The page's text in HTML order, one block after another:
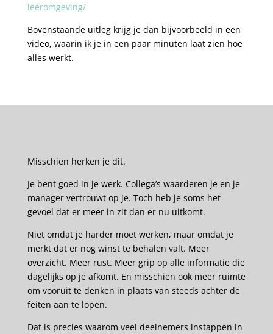
leeromgeving/
Bovenstaande uitleg krijg je dan bijvoorbeeld in een
video, waarin ik je in een paar minuten laat zien hoe
alles werkt.
Misschien herken je dit.
Je bent goed in je werk. Collega’s waarderen je en je
manager vertrouwt op je. Toch heb je soms het
gevoel dat er meer in zit dan er nu uitkomt.
Niet omdat je harder moet werken, maar omdat je
merkt dat er nog winst te behalen valt. Meer
overzicht. Meer rust. Meer grip op alle informatie die
dagelijks op je afkomt. En misschien ook meer ruimte
om vooruit te denken in plaats van steeds achter de
feiten aan te lopen.
Dat is precies waarom veel deelnemers instappen in